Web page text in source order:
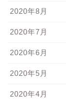
2020年8月
2020年7月
2020年6月
2020年5月
2020年4月